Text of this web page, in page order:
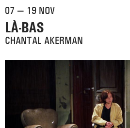
07 — 19 NOV
LÀ-BAS
CHANTAL AKERMAN